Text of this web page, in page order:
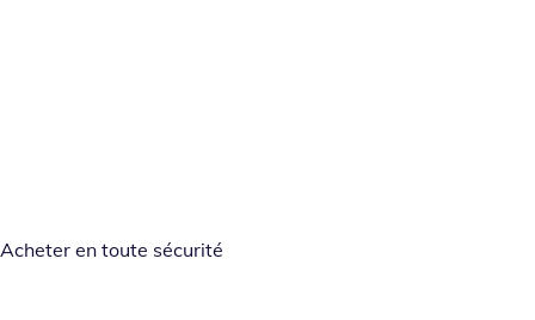
Acheter en toute sécurité